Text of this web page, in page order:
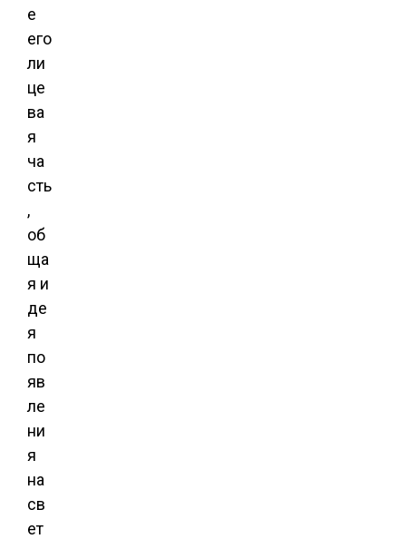
е
его
ли
це
ва
я
ча
сть
,
об
ща
я и
де
я
по
яв
ле
ни
я
на
св
ет